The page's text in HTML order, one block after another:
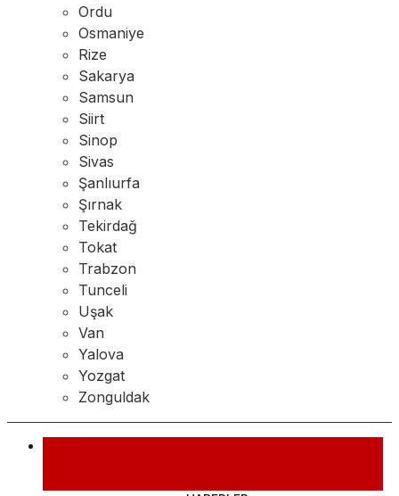
Ordu
Osmaniye
Rize
Sakarya
Samsun
Siirt
Sinop
Sivas
Şanlıurfa
Şırnak
Tekirdağ
Tokat
Trabzon
Tunceli
Uşak
Van
Yalova
Yozgat
Zonguldak